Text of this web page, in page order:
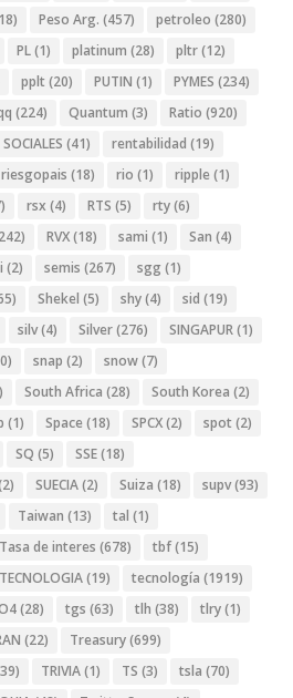
Peso Arg. (457) petroleo (280)
PL(1) platinum (28) pltr(12)
pplt (20) PUTIN (1) PYMES (234)
(224) Quantum (3) Ratio (920)
SOCIALES (41) rentabilidad (19)
riesgopais (18) rio (1) ripple (1)
rsx (4) RTS (5) rty(6)
RVX(18) sami (1) San (4)
(2) semis (267) sgg (1)
Shekel (5) shy(4) sid (19)
silv(4) Silver(276) SINGAPUR(1)
snap (2) snow(7)
South Africa (28) South Korea (2)
(1) Space (18) SPCX(2) spot (2)
SQ (5) SSE(18)
SUECIA(2) Suiza (18) supv(93)
Taiwan (13) tal (1)
Tasa de interes (678) tbf(15)
TECNOLOGIA(19) tecnología (1919)
(28) tgs (63) tlh (38) tlry(1)
(22) Treasury(699)
TRIVIA(1) TS (3) tsla (70)